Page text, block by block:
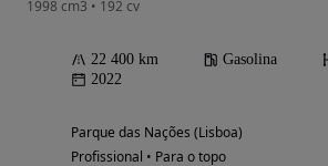
1998 cm3 • 192 cv
22 400 km Gasolina
2022
Parque das Nações (Lisboa)
Profissional • Para o topo